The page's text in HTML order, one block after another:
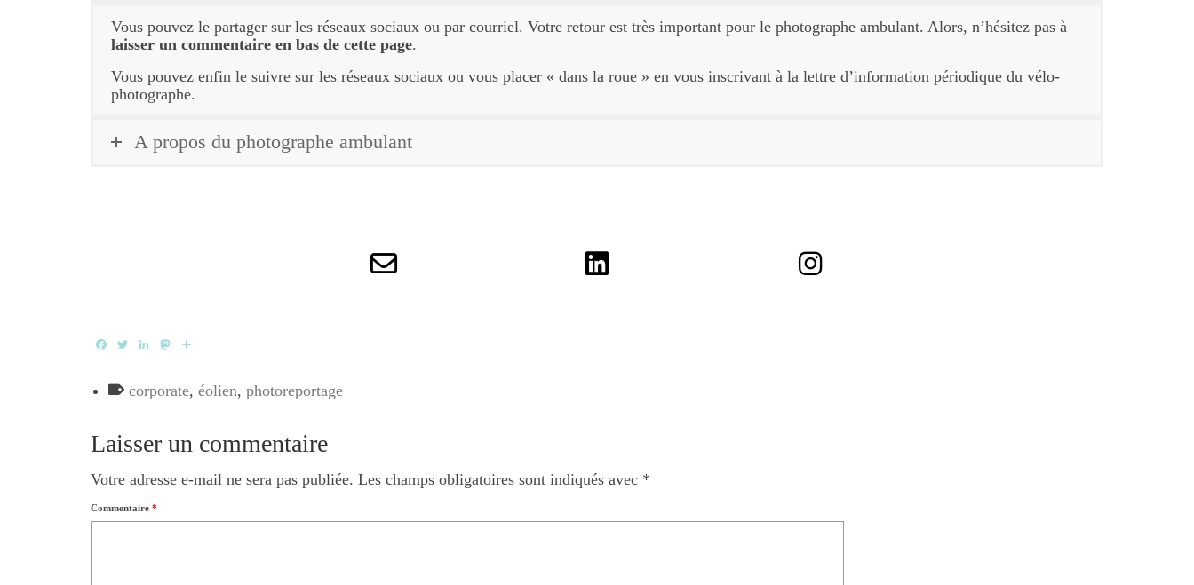
Vous pouvez le partager sur les réseaux sociaux ou par courriel. Votre retour est très important pour le photographe ambulant. Alors, n’hésitez pas à
laisser un commentaire en bas de cette page.
Vous pouvez enfin le suivre sur les réseaux sociaux ou vous placer « dans la roue » en vous inscrivant à la lettre d’information périodique du vélo-
photographe.
A propos du photographe ambulant
Facebook
TwitterLinkedInMastodon
corporate, éolien, photoreportage
Laisser un commentaire
Votre adresse e-mail ne sera pas publiée. Les champs obligatoires sont indiqués avec *
Commentaire *